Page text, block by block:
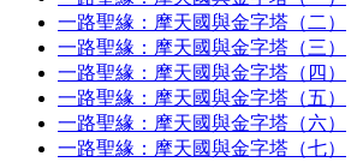
一路聖緣：摩天國與金字塔（二）
一路聖緣：摩天國與金字塔（三）
一路聖緣：摩天國與金字塔（四）
一路聖緣：摩天國與金字塔（五）
一路聖緣：摩天國與金字塔（六）
一路聖緣：摩天國與金字塔（七）